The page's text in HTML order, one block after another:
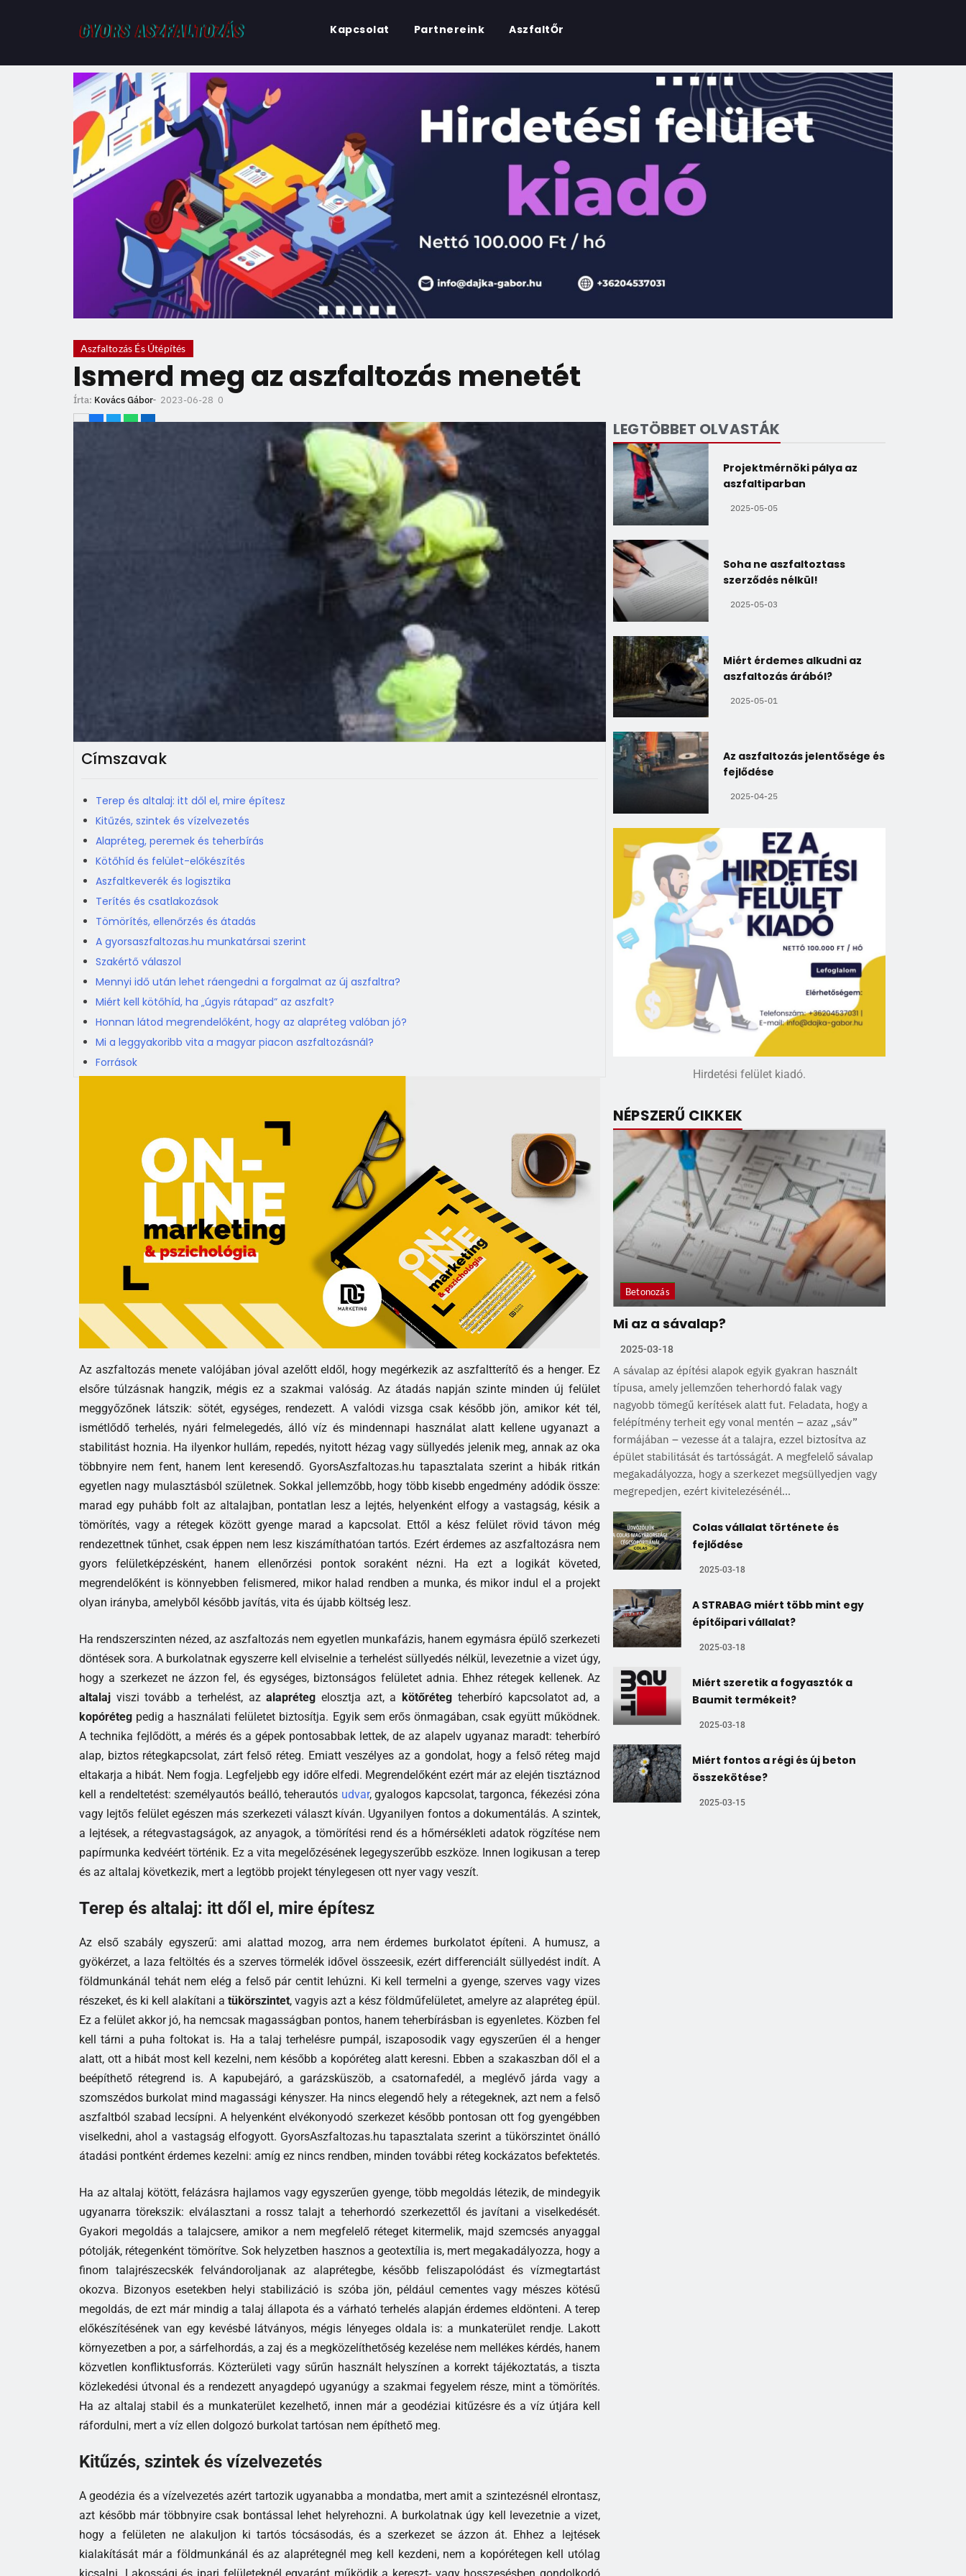
Kapcsolat Partnereink AszfaltŐr
Aszfaltozás És Útépítés
Ismerd meg az aszfaltozás menetét
Írta: Kovács Gábor- 2023-06-28 0
Címszavak
Terep és altalaj: itt dől el, mire építesz
Kitűzés, szintek és vízelvezetés
Alapréteg, peremek és teherbírás
Kötőhíd és felület-előkészítés
Aszfaltkeverék és logisztika
Terítés és csatlakozások
Tömörítés, ellenőrzés és átadás
A gyorsaszfaltozas.hu munkatársai szerint
Szakértő válaszol
Mennyi idő után lehet ráengedni a forgalmat az új aszfaltra?
Miért kell kötőhíd, ha „úgyis rátapad” az aszfalt?
Honnan látod megrendelőként, hogy az alapréteg valóban jó?
Mi a leggyakoribb vita a magyar piacon aszfaltozásnál?
Források
Az aszfaltozás menete valójában jóval azelőtt eldől, hogy megérkezik az aszfaltterítő és a henger. Ez
elsőre túlzásnak hangzik, mégis ez a szakmai valóság. Az átadás napján szinte minden új felület
meggyőzőnek látszik: sötét, egységes, rendezett. A valódi vizsga csak később jön, amikor két tél,
ismétlődő terhelés, nyári felmelegedés, álló víz és mindennapi használat alatt kellene ugyanazt a
stabilitást hoznia. Ha ilyenkor hullám, repedés, nyitott hézag vagy süllyedés jelenik meg, annak az oka
többnyire nem fent, hanem lent keresendő. GyorsAszfaltozas.hu tapasztalata szerint a hibák ritkán
egyetlen nagy mulasztásból születnek. Sokkal jellemzőbb, hogy több kisebb engedmény adódik össze:
marad egy puhább folt az altalajban, pontatlan lesz a lejtés, helyenként elfogy a vastagság, késik a
tömörítés, vagy a rétegek között gyenge marad a kapcsolat. Ettől a kész felület rövid távon még
rendezettnek tűnhet, csak éppen nem lesz kiszámíthatóan tartós. Ezért érdemes az aszfaltozásra nem
gyors felületképzésként, hanem ellenőrzési pontok soraként nézni. Ha ezt a logikát követed,
megrendelőként is könnyebben felismered, mikor halad rendben a munka, és mikor indul el a projekt
olyan irányba, amelyből később javítás, vita és újabb költség lesz.
Ha rendszerszinten nézed, az aszfaltozás nem egyetlen munkafázis, hanem egymásra épülő szerkezeti
döntések sora. A burkolatnak egyszerre kell elviselnie a terhelést süllyedés nélkül, levezetnie a vizet úgy,
hogy a szerkezet ne ázzon fel, és egységes, biztonságos felületet adnia. Ehhez rétegek kellenek. Az
altalaj viszi tovább a terhelést, azalapréteg elosztja azt, a kötőréteg teherbíró kapcsolatot ad, a
kopóréteg pedig a használati felületet biztosítja. Egyik sem erős önmagában, csak együtt működnek.
A technika fejlődött, a mérés és a gépek pontosabbak lettek, de az alapelv ugyanaz maradt: teherbíró
alap, biztos rétegkapcsolat, zárt felső réteg. Emiatt veszélyes az a gondolat, hogy a felső réteg majd
eltakarja a hibát. Nem fogja. Legfeljebb egy időre elfedi. Megrendelőként ezért már az elején tisztáznod
kell a rendeltetést: személyautós beálló, teherautós udvar, gyalogos kapcsolat, targonca, fékezési zóna
vagy lejtős felület egészen más szerkezeti választ kíván. Ugyanilyen fontos a dokumentálás. A szintek,
a lejtések, a rétegvastagságok, az anyagok, a tömörítési rend és a hőmérsékleti adatok rögzítése nem
papírmunka kedvéért történik. Ez a vita megelőzésének legegyszerűbb eszköze. Innen logikusan a terep
és az altalaj következik, mert a legtöbb projekt ténylegesen ott nyer vagy veszít.
Terep és altalaj: itt dől el, mire építesz
Az első szabály egyszerű: ami alattad mozog, arra nem érdemes burkolatot építeni. A humusz, a
gyökérzet, a laza feltöltés és a szerves törmelék idővel összeesik, ezért differenciált süllyedést indít. A
földmunkánál tehát nem elég a felső pár centit lehúzni. Ki kell termelni a gyenge, szerves vagy vizes
részeket, és ki kell alakítani a tükörszintet, vagyis azt a kész földműfelületet, amelyre az alapréteg épül.
Ez a felület akkor jó, ha nemcsak magasságban pontos, hanem teherbírásban is egyenletes. Közben fel
kell tárni a puha foltokat is. Ha a talaj terhelésre pumpál, iszaposodik vagy egyszerűen él a henger
alatt, ott a hibát most kell kezelni, nem később a kopóréteg alatt keresni. Ebben a szakaszban dől el a
beépíthető rétegrend is. A kapubejáró, a garázsküszöb, a csatornafedél, a meglévő járda vagy a
szomszédos burkolat mind magassági kényszer. Ha nincs elegendő hely a rétegeknek, azt nem a felső
aszfaltból szabad lecsípni. A helyenként elvékonyodó szerkezet később pontosan ott fog gyengébben
viselkedni, ahol a vastagság elfogyott. GyorsAszfaltozas.hu tapasztalata szerint a tükörszintet önálló
átadási pontként érdemes kezelni: amíg ez nincs rendben, minden további réteg kockázatos befektetés.
Ha az altalaj kötött, felázásra hajlamos vagy egyszerűen gyenge, több megoldás létezik, de mindegyik
ugyanarra törekszik: elválasztani a rossz talajt a teherhordó szerkezettől és javítani a viselkedését.
Gyakori megoldás a talajcsere, amikor a nem megfelelő réteget kitermelik, majd szemcsés anyaggal
pótolják, rétegenként tömörítve. Sok helyzetben hasznos a geotextília is, mert megakadályozza, hogy a
finom talajrészecskék felvándoroljanak az alaprétegbe, később feliszapolódást és vízmegtartást
okozva. Bizonyos esetekben helyi stabilizáció is szóba jön, például cementes vagy mészes kötésű
megoldás, de ezt már mindig a talaj állapota és a várható terhelés alapján érdemes eldönteni. A terep
előkészítésének van egy kevésbé látványos, mégis lényeges oldala is: a munkaterület rendje. Lakott
környezetben a por, a sárfelhordás, a zaj és a megközelíthetőség kezelése nem mellékes kérdés, hanem
közvetlen konfliktusforrás. Közterületi vagy sűrűn használt helyszínen a korrekt tájékoztatás, a tiszta
közlekedési útvonal és a rendezett anyagdepó ugyanúgy a szakmai fegyelem része, mint a tömörítés.
Ha az altalaj stabil és a munkaterület kezelhető, innen már a geodéziai kitűzésre és a víz útjára kell
ráfordulni, mert a víz ellen dolgozó burkolat tartósan nem építhető meg.
Kitűzés, szintek és vízelvezetés
A geodézia és a vízelvezetés azért tartozik ugyanabba a mondatba, mert amit a szintezésnél elrontasz,
azt később már többnyire csak bontással lehet helyrehozni. A burkolatnak úgy kell levezetnie a vizet,
hogy a felületen ne alakuljon ki tartós tócsásodás, és a szerkezet se ázzon át. Ehhez a lejtések
kialakítását már a földmunkánál és az alaprétegnél meg kell kezdeni, nem a kopórétegen kell utólag
LEGTÖBBET OLVASTÁK
Projektmérnöki pálya az
aszfaltiparban
2025-05-05
Soha ne aszfaltoztass
szerződés nélkül!
2025-05-03
Miért érdemes alkudni az
aszfaltozás árából?
2025-05-01
Az aszfaltozás jelentősége és
fejlődése
2025-04-25
Hirdetési felület kiadó.
NÉPSZERŰ CIKKEK
Betonozás
Mi az a sávalap?
2025-03-18
A sávalap az építési alapok egyik gyakran használt
típusa, amely jellemzően teherhordó falak vagy
nagyobb tömegű kerítések alatt fut. Feladata, hogy a
felépítmény terheit egy vonal mentén – azaz „sáv”
formájában – vezesse át a talajra, ezzel biztosítva az
épület stabilitását és tartósságát. A megfelelő sávalap
megakadályozza, hogy a szerkezet megsüllyedjen vagy
megrepedjen, ezért kivitelezésénél...
Colas vállalat története és
fejlődése
2025-03-18
A STRABAG miért több mint egy
építőipari vállalat?
2025-03-18
Miért szeretik a fogyasztók a
Baumit termékeit?
2025-03-18
Miért fontos a régi és új beton
összekötése?
2025-03-15